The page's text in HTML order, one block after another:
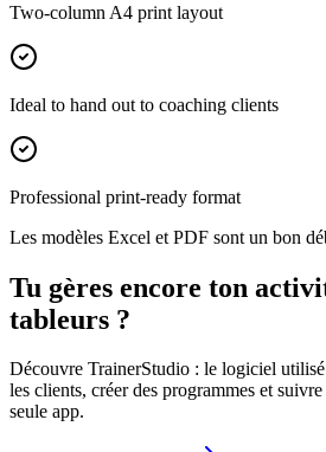
Two-column A4 print layout
Ideal to hand out to coaching clients
Professional print-ready format
Les modèles Excel et PDF sont un bon
Tu gères encore ton
tableurs ?
Découvre TrainerStudio : le logiciel
les clients, créer des programmes et
seule app.